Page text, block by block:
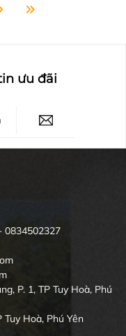
ưu đãi
0834502327
P. 1, TP Tuy Hoà, Phú
Tuy Hoà, Phú Yên